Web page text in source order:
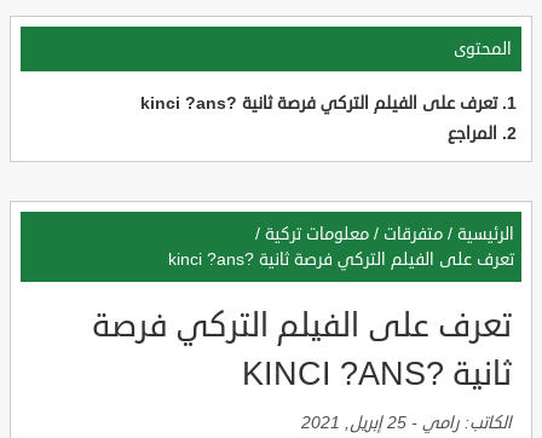
المحتوى
تعرف على الفيلم التركي فرصة ثانية ?kinci ?ans
المراجع
الرئيسية / متفرقات / معلومات تركية /
تعرف على الفيلم التركي فرصة ثانية ?kinci ?ans
تعرف على الفيلم التركي فرصة
ثانية ?KINCI ?ANS
الكاتب: رامي - 25 إبريل, 2021